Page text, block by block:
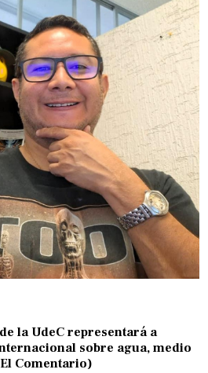
la UdeC representará a
sobre agua, medio
Comentario)